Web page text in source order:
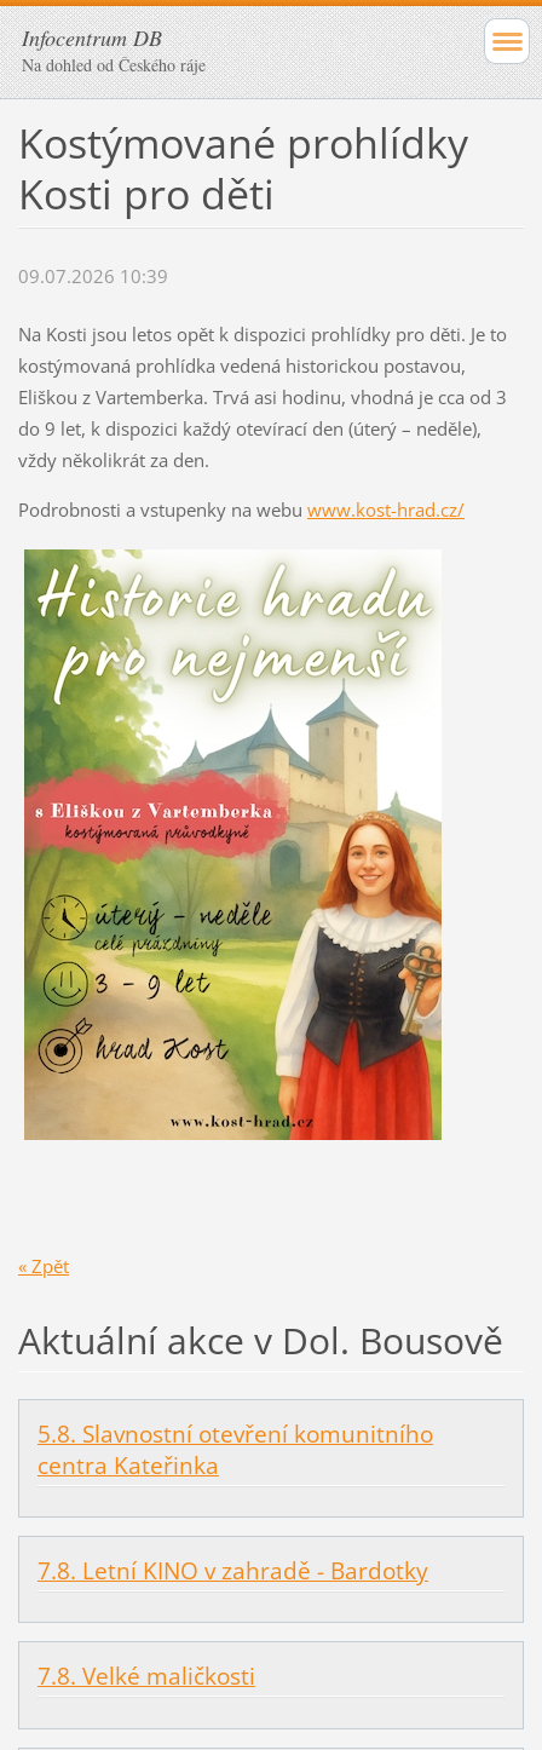
Infocentrum DB
Na dohled od Českého ráje
Kostýmované prohlídky
Kosti pro děti
09.07.2026 10:39
Na Kosti jsou letos opět k dispozici prohlídky pro děti. Je to
kostýmovaná prohlídka vedená historickou postavou,
Eliškou z Vartemberka. Trvá asi hodinu, vhodná je cca od 3
do 9 let, k dispozici každý otevírací den (úterý – neděle),
vždy několikrát za den.
Podrobnosti a vstupenky na webu www.kost-hrad.cz/
« Zpět
Aktuální akce v Dol. Bousově
5.8. Slavnostní otevření komunitního
centra Kateřinka
7.8. Letní KINO v zahradě - Bardotky
7.8. Velké maličkosti